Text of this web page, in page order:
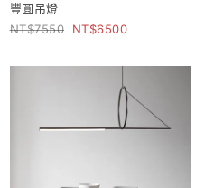
豐圓吊燈
7550
6500